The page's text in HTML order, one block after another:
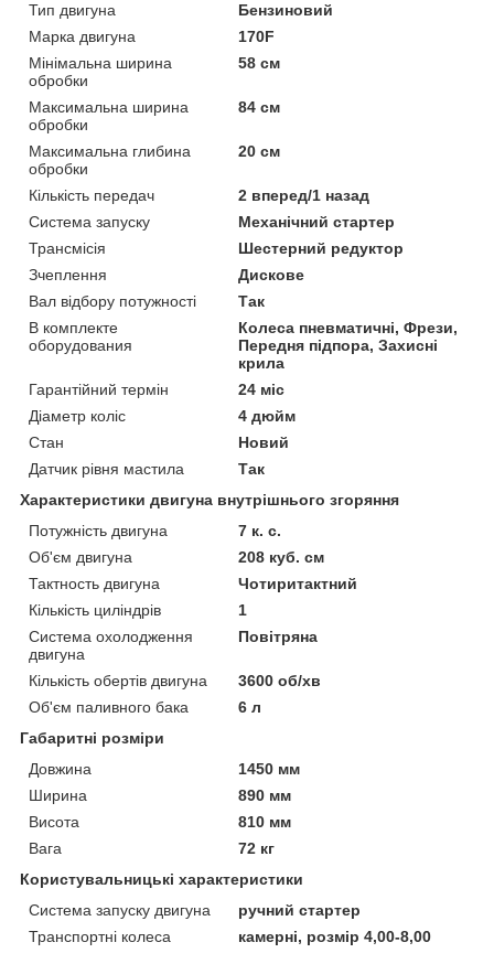
Тип двигуна
Бензиновий
Марка двигуна
170F
Мінімальна ширина
обробки
58 см
Максимальна ширина
обробки
84 см
Максимальна глибина
обробки
20 см
Кількість передач
2 вперед/1 назад
Система запуску
Механічний стартер
Трансмісія
Шестерний редуктор
Зчеплення
Дискове
Вал відбору потужності
Так
В комплекте
оборудования
Колеса пневматичні, Фрези,
Передня підпора, Захисні
крила
Гарантійний термін
24 міс
Діаметр коліс
4 дюйм
Стан
Новий
Датчик рівня мастила
Так
Характеристики двигуна внутрішнього згоряння
Потужність двигуна
7 к. с.
Об'єм двигуна
208 куб. см
Тактность двигуна
Чотиритактний
Кількість циліндрів
1
Система охолодження
двигуна
Повітряна
Кількість обертів двигуна
3600 об/хв
Об'єм паливного бака
6 л
Габаритні розміри
Довжина
1450 мм
Ширина
890 мм
Висота
810 мм
Вага
72 кг
Користувальницькі характеристики
Система запуску двигуна
ручний стартер
Транспортні колеса
камерні, розмір 4,00-8,00